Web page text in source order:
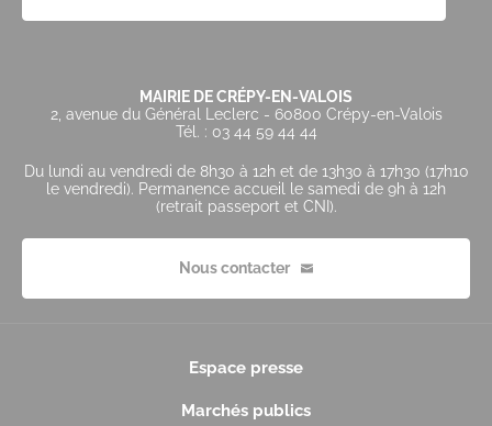
MAIRIE DE CRÉPY-EN-VALOIS
2, avenue du Général Leclerc - 60800 Crépy-en-Valois
Tél. : 03 44 59 44 44
Du lundi au vendredi de 8h30 à 12h et de 13h30 à 17h30 (17h10
le vendredi). Permanence accueil le samedi de 9h à 12h
(retrait passeport et CNI).
Nous contacter
Espace presse
Marchés publics